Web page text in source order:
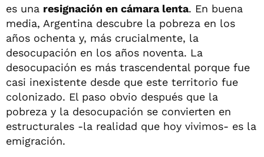
es una resignación en cámara lenta. En buena
media, Argentina descubre la pobreza en los
años ochenta y, más crucialmente, la
desocupación en los años noventa. La
desocupación es más trascendental porque fue
casi inexistente desde que este territorio fue
colonizado. El paso obvio después que la
pobreza y la desocupación se convierten en
estructurales -la realidad que hoy vivimos- es la
emigración.